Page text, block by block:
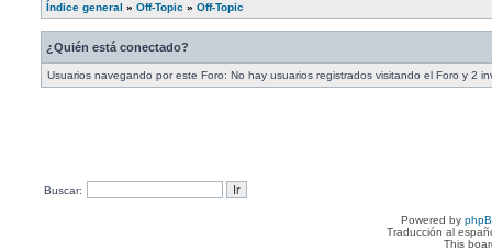
Índice general » Off-Topic » Off-Topic
¿Quién está conectado?
Usuarios navegando por este Foro: No hay usuarios registrados visitando el Foro y 2
Buscar:
Powered by
Traducción al
This